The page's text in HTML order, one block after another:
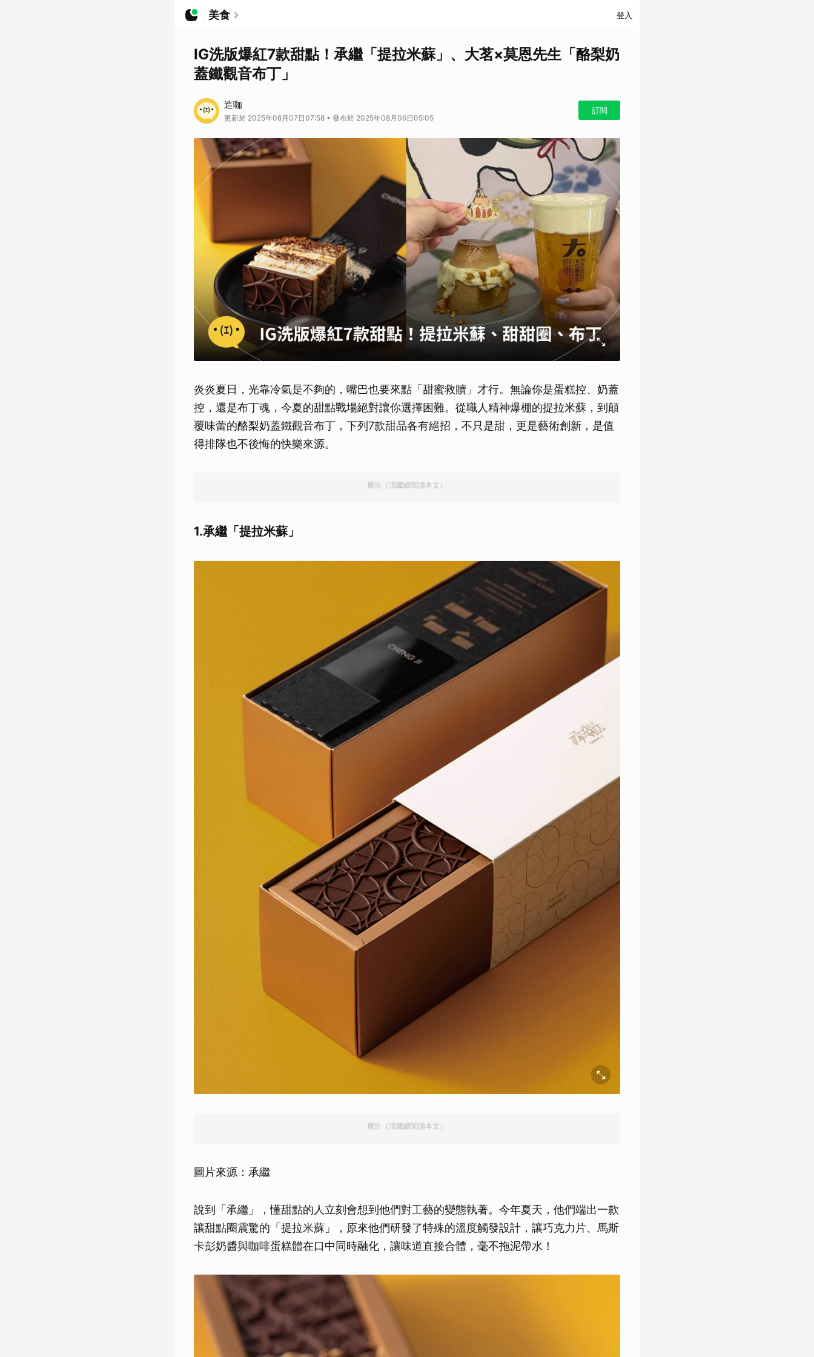
美食 登入
IG洗版爆紅7款甜點！承繼「提拉米蘇」、大茗×莫恩先生「酪梨奶
蓋鐵觀音布丁」
造咖
更新於 2025年08月07日07:58 • 發布於 2025年08月06日05:05
訂閱
炎炎夏日，光靠冷氣是不夠的，嘴巴也要來點「甜蜜救贖」才行。無論你是蛋糕控、奶蓋
控，還是布丁魂，今夏的甜點戰場絕對讓你選擇困難。從職人精神爆棚的提拉米蘇，到顛
覆味蕾的酪梨奶蓋鐵觀音布丁，下列7款甜品各有絕招，不只是甜，更是藝術創新，是值
得排隊也不後悔的快樂來源。
廣告（請繼續閱讀本文）
1.承繼「提拉米蘇」
廣告（請繼續閱讀本文）
圖片來源：承繼
說到「承繼」，懂甜點的人立刻會想到他們對工藝的變態執著。今年夏天，他們端出一款
讓甜點圈震驚的「提拉米蘇」，原來他們研發了特殊的溫度觸發設計，讓巧克力片、馬斯
卡彭奶醬與咖啡蛋糕體在口中同時融化，讓味道直接合體，毫不拖泥帶水！